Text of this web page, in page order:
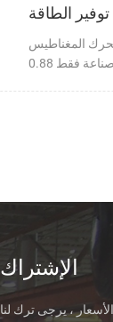
الطاقة
المغناطيس
المؤازرة المؤازرة صناعة فقط 0.88kw ، ساعة
الإشتراك
، يرجى ترك لنا